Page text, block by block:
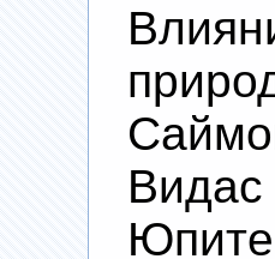
Видас